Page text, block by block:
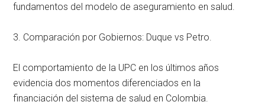
fundamentos del modelo de aseguramiento en salud.
3. Comparación por Gobiernos: Duque vs Petro.
El comportamiento de la UPC en los últimos años
evidencia dos momentos diferenciados en la
financiación del sistema de salud en Colombia.